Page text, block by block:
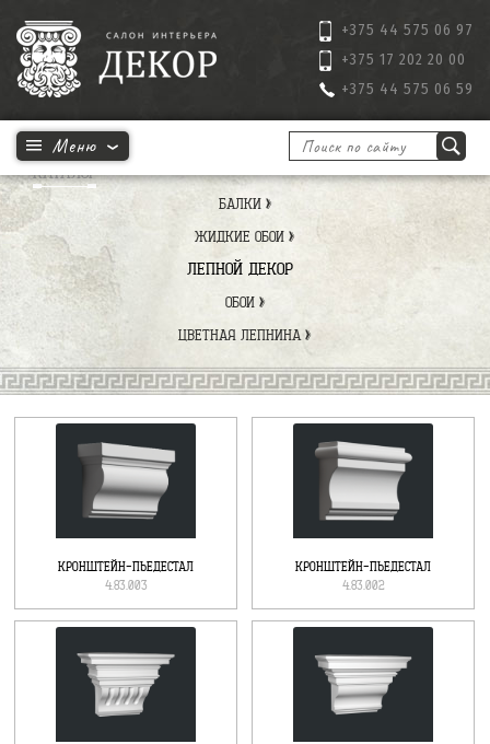
+375 44 575 06 97
+375 17 202 20 00
+375 44 575 06 59
КАТАЛОГ
БАЛКИ
ЖИДКИЕ ОБОИ
ЛЕПНОЙ ДЕКОР
ОБОИ
ЦВЕТНАЯ ЛЕПНИНА
КРОНШТЕЙН-ПЬЕДЕСТАЛ
4.83.003
КРОНШТЕЙН-ПЬЕДЕСТАЛ
4.83.002